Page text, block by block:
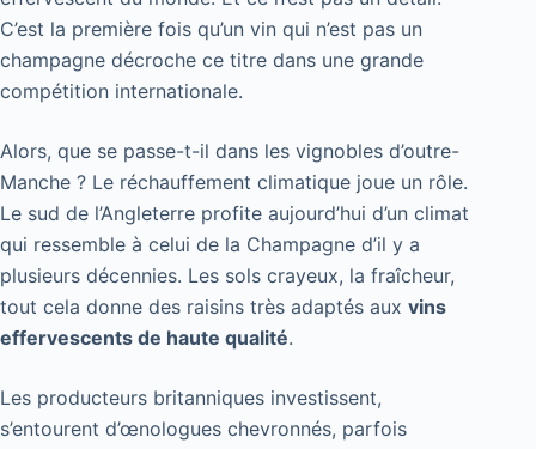
C’est la première fois qu’un vin qui n’est pas un
champagne décroche ce titre dans une grande
compétition internationale.
Alors, que se passe-t-il dans les vignobles d’outre-
Manche ? Le réchauffement climatique joue un rôle.
Le sud de l’Angleterre profite aujourd’hui d’un climat
qui ressemble à celui de la Champagne d’il y a
plusieurs décennies. Les sols crayeux, la fraîcheur,
tout cela donne des raisins très adaptés aux vins
effervescents de haute qualité.
Les producteurs britanniques investissent,
s’entourent d’œnologues chevronnés, parfois